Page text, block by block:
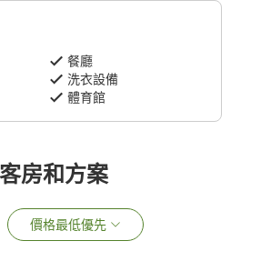
餐廳
洗衣設備
體育館
房和方案
價格最低優先